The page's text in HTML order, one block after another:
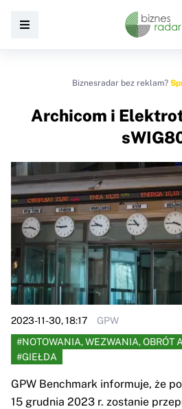
Biznesradar bez reklam?
Archicom i
2023-11-30, 18:17
GPW
#NOTOWANIA, WEZWANIA, OBRÓT
#GIEŁDA
GPW Benchmark informuje, że
15 grudnia 2023 r. zostanie